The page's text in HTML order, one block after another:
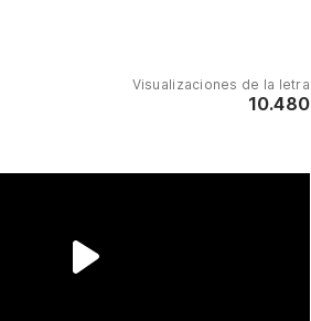
Visualizaciones de la letra
10.480